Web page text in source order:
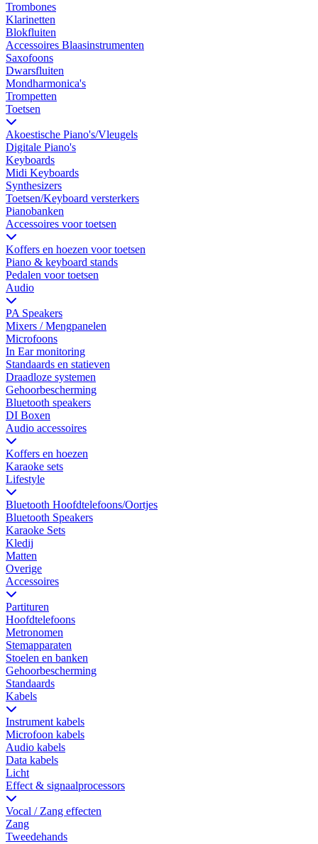
Trombones
Klarinetten
Blokfluiten
Accessoires Blaasinstrumenten
Saxofoons
Dwarsfluiten
Mondharmonica's
Trompetten
Toetsen
Akoestische Piano's/Vleugels
Digitale Piano's
Keyboards
Midi Keyboards
Synthesizers
Toetsen/Keyboard versterkers
Pianobanken
Accessoires voor toetsen
Koffers en hoezen voor toetsen
Piano & keyboard stands
Pedalen voor toetsen
Audio
PA Speakers
Mixers / Mengpanelen
Microfoons
In Ear monitoring
Standaards en statieven
Draadloze systemen
Gehoorbescherming
Bluetooth speakers
DI Boxen
Audio accessoires
Koffers en hoezen
Karaoke sets
Lifestyle
Bluetooth Hoofdtelefoons/Oortjes
Bluetooth Speakers
Karaoke Sets
Kledij
Matten
Overige
Accessoires
Partituren
Hoofdtelefoons
Metronomen
Stemapparaten
Stoelen en banken
Gehoorbescherming
Standaards
Kabels
Instrument kabels
Microfoon kabels
Audio kabels
Data kabels
Licht
Effect & signaalprocessors
Vocal / Zang effecten
Zang
Tweedehands